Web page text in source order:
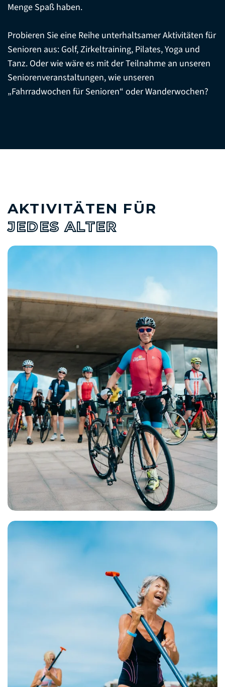
Menge Spaß haben.
Probieren Sie eine Reihe unterhaltsamer Aktivitäten für
Senioren aus: Golf, Zirkeltraining, Pilates, Yoga und
Tanz. Oder wie wäre es mit der Teilnahme an unseren
Seniorenveranstaltungen, wie unseren
„Fahrradwochen für Senioren“ oder Wanderwochen?
AKTIVITÄTEN FÜR
JEDES ALTER